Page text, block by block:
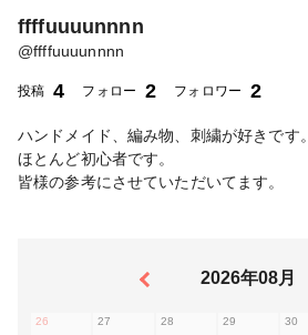
ffffuuuunnnn
@ffffuuuunnnn
投稿 4 フォロー 2 フォロワー 2
ハンドメイド、編み物、刺繍が好きです。
ほとんど初心者です。
皆様の参考にさせていただいてます。
2026年08月
26 27 28 29 30